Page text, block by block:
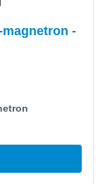
magnetron -